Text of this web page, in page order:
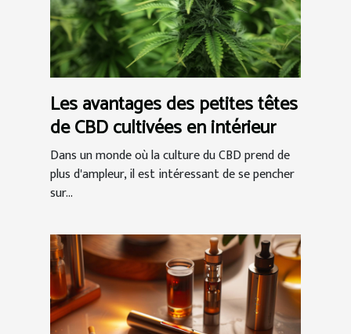
Les avantages des petites têtes
de CBD cultivées en intérieur
Dans un monde où la culture du CBD prend de
plus d'ampleur, il est intéressant de se pencher
sur...